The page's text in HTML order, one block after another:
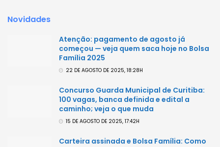
Novidades
Atenção: pagamento de agosto já
começou — veja quem saca hoje no Bolsa
Família 2025
22 DE AGOSTO DE 2025, 18:28H
Concurso Guarda Municipal de Curitiba:
100 vagas, banca definida e edital a
caminho; veja o que muda
15 DE AGOSTO DE 2025, 17:42H
Carteira assinada e Bolsa Família: Como